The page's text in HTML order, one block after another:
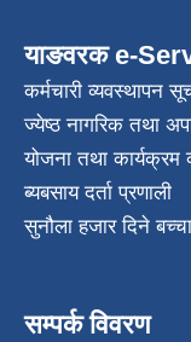
याङवरक e-
कर्मचारी व्यवस्थापन
ज्येष्ठ नागरिक तथा
योजना तथा कार्यक्रम
ब्यबसाय दर्ता प्रणाली
सुनौला हजार दिने
सम्पर्क विवरण